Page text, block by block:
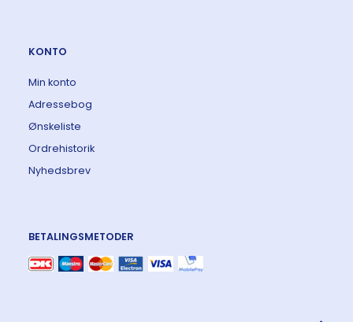
KONTO
Min konto
Adressebog
Ønskeliste
Ordrehistorik
Nyhedsbrev
BETALINGSMETODER